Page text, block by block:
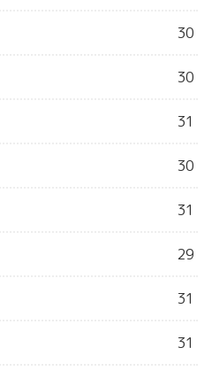
30
30
31
30
31
29
31
31